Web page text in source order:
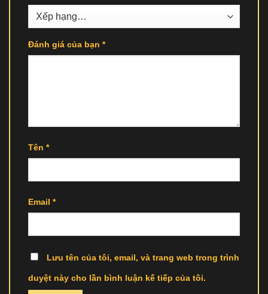
Đánh giá của bạn *
Tên *
Email *
Lưu tên của tôi, email, và trang web trong trình
duyệt này cho lần bình luận kế tiếp của tôi.